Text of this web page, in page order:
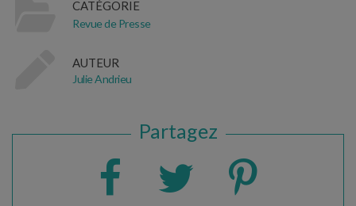
CATÉGORIE
Revue de Presse
AUTEUR
Julie Andrieu
Partagez